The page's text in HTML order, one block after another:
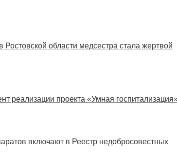
области медсестра стала жертвой
реализации проекта «Умная
включают в Реестр недобросовестных